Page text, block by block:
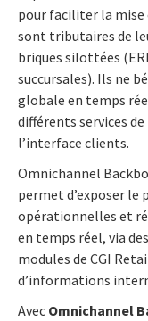
pour faciliter la mise
sont tributaires de
briques silottées
succursales). Ils ne
globale en temps
différents services
l’interface clients.
Omnichannel
permet d’exposer le
opérationnelles et
en temps réel, via
modules de CGI
d’informations
Avec Omnichannel